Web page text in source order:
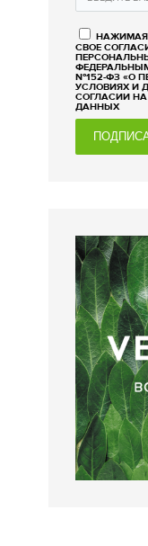
НАЖИМАЯ
СВОЕ
№152-ФЗ «О
УСЛОВИЯХ И
СОГЛАСИИ
ДАННЫХ